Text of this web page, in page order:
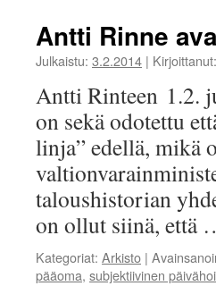
Antti Rinne
Julkaistu: 3.2.2014 | Kirjoittanut:
Antti Rinteen 1.2.
on sekä odotettu
linja” edellä, mikä
taloushistorian
on ollut siinä, että
Kategoriat: Arkisto |
pääoma, subjektiivinen